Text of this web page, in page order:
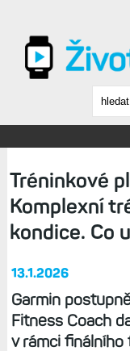
Tréninkové
Komplexní
kondice. Co
13.1.2026
Garmin
Fitness Coach
v rámci